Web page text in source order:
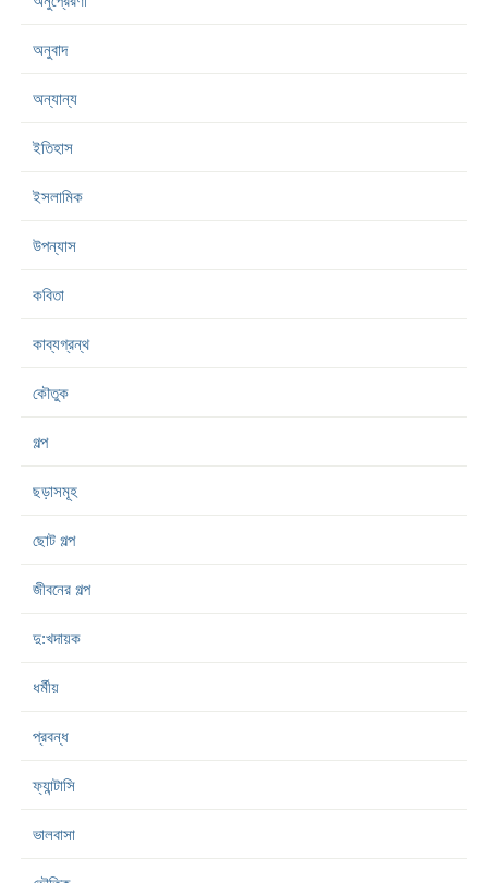
অনুবাদ
অন্যান্য
ইতিহাস
ইসলামিক
উপন্যাস
কবিতা
কাব্যগ্রন্থ
কৌতুক
গল্প
ছড়াসমূহ
ছোট গল্প
জীবনের গল্প
দু:খদায়ক
ধর্মীয়
প্রবন্ধ
ফ্যান্টাসি
ভালবাসা